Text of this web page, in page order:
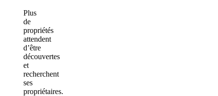
Plus
de
propriétés
attendent
d’être
découvertes
et
recherchent
ses
propriétaires.